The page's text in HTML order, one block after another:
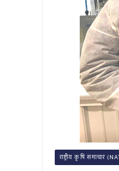
राष्ट्रीय कृषि समाचार